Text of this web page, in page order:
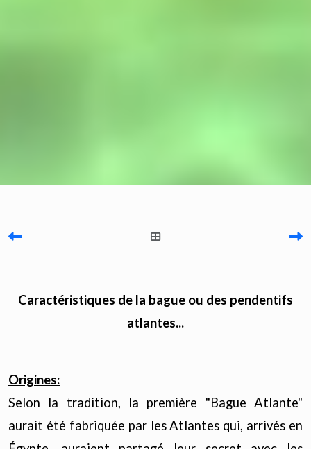
Caractéristiques de la bague ou des pendentifs
atlantes...
Origines:
Selon la tradition, la première "Bague Atlante"
aurait été fabriquée par les Atlantes qui, arrivés en